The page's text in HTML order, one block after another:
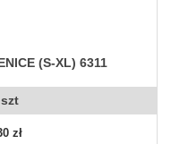
(S-XL) 6311
zł